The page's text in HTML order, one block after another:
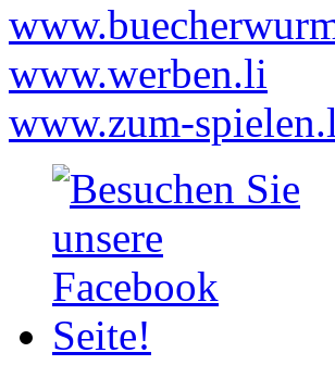
www.werben.li
www.zum-